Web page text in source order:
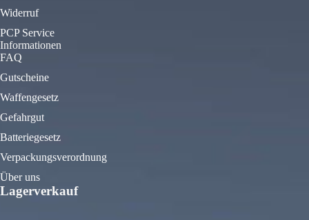
Widerruf
PCP Service
Informationen
FAQ
Gutscheine
Waffengesetz
Gefahrgut
Batteriegesetz
Verpackungsverordnung
Über uns
Lagerverkauf